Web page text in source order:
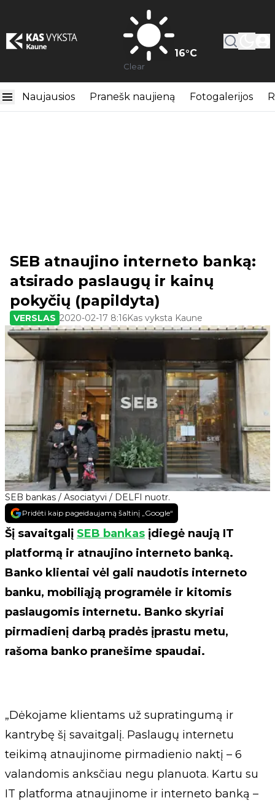
16°C
Clear
Naujausios Pranešk naujieną Fotogalerijos
SEB bankas / Asociatyvi / DELFI nuotr.
SEB atnaujino interneto banką:
atsirado paslaugų ir kainų
pokyčių (papildyta)
VERSLAS 2020-02-17 8:16Kas vyksta Kaune
Pridėti kaip pageidaujamą šaltinį „Google“
Šį savaitgalį SEB bankas įdiegė naują IT
platformą ir atnaujino interneto banką.
Banko klientai vėl gali naudotis interneto
banku, mobiliąją programėle ir kitomis
paslaugomis internetu. Banko skyriai
pirmadienį darbą pradės įprastu metu,
rašoma banko pranešime spaudai.
„Dėkojame klientams už supratingumą ir
kantrybę šį savaitgalį. Paslaugų internetu
teikimą atnaujinome pirmadienio naktį – 6
valandomis anksčiau negu planuota. Kartu su
IT platforma atnaujinome ir interneto banką –